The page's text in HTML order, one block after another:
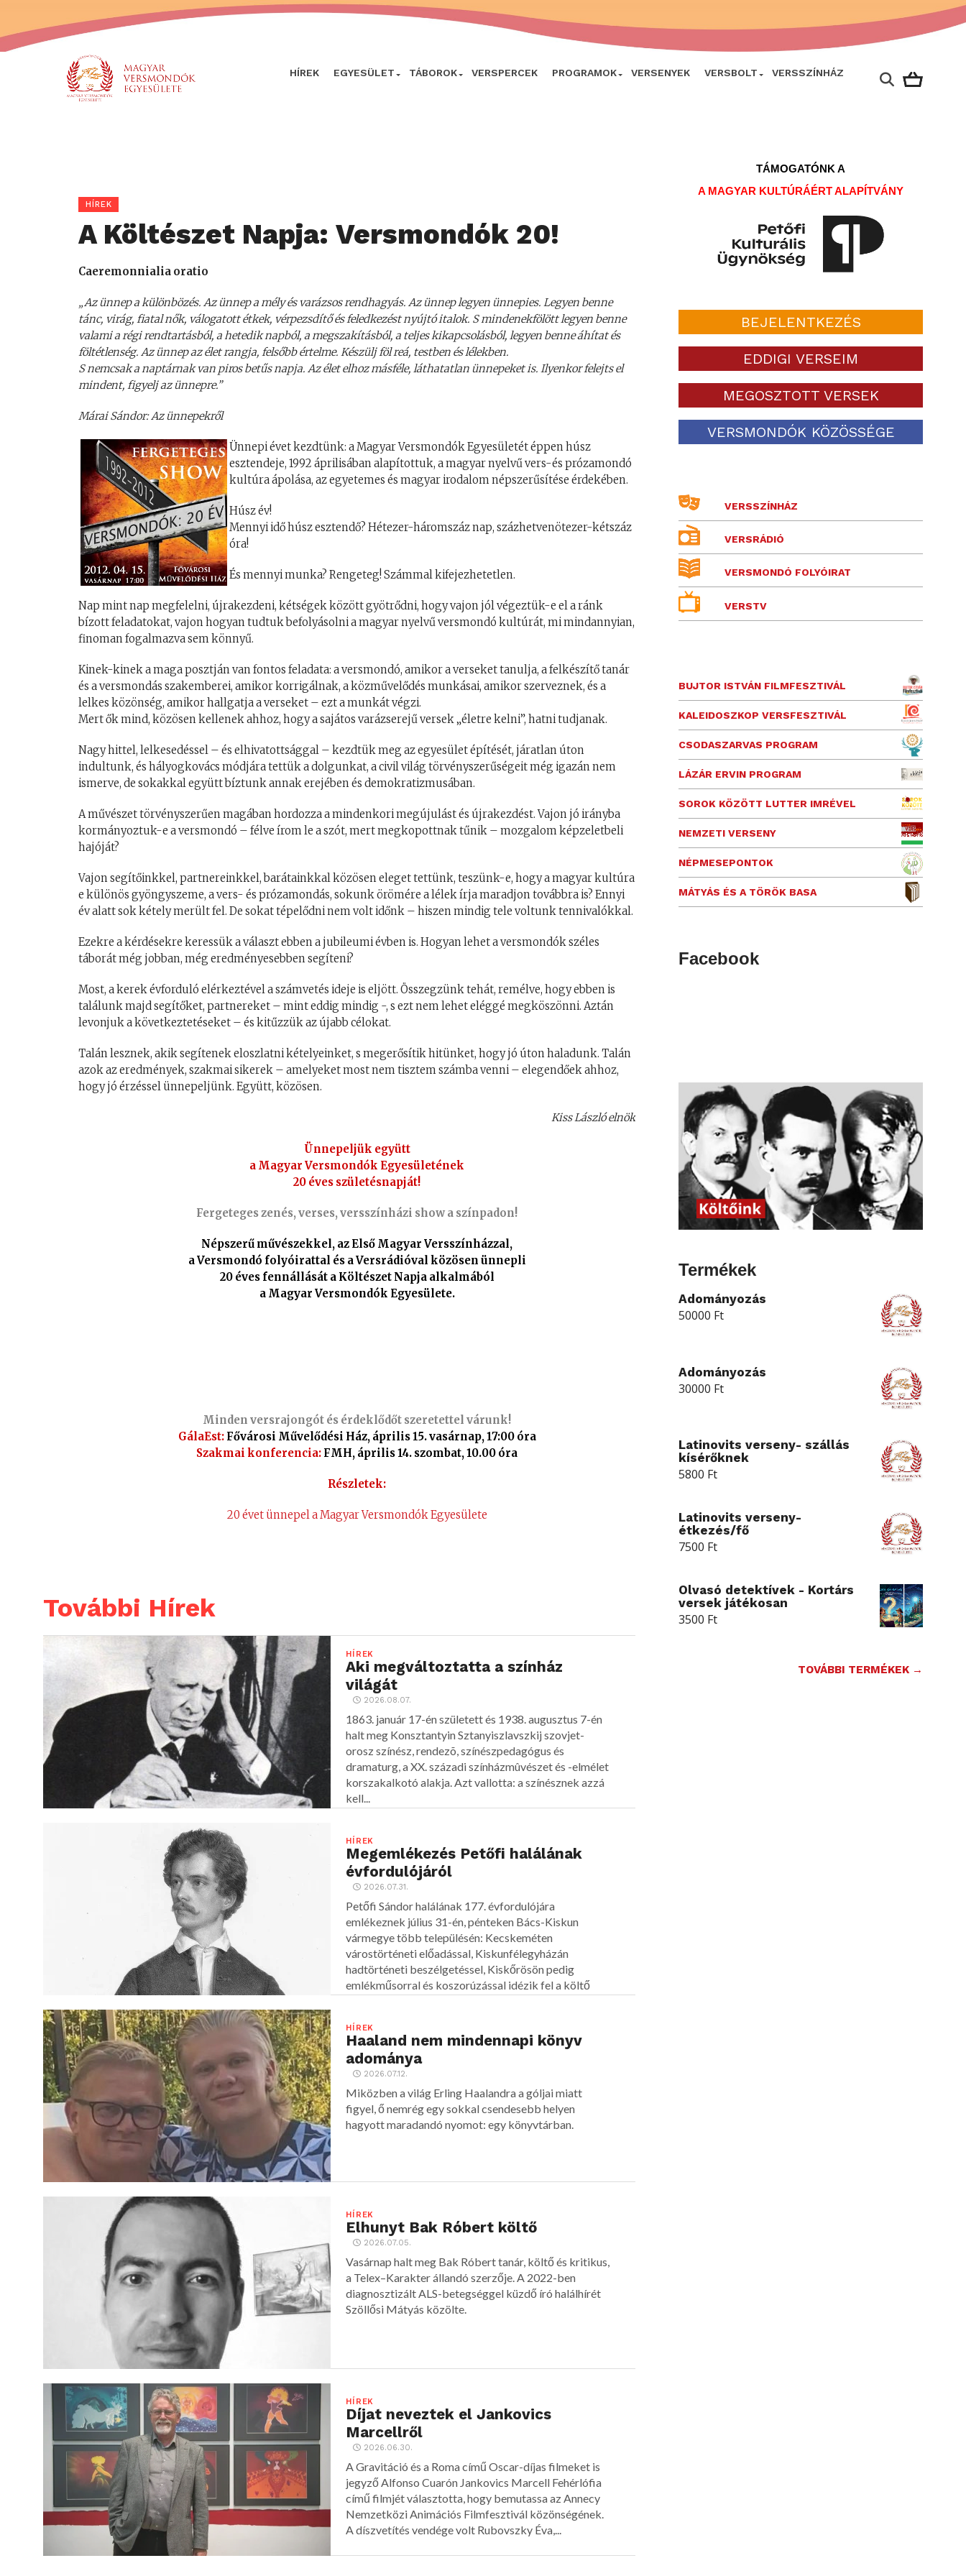
HÍREK EGYESÜLET TÁBOROK VERSPERCEK PROGRAMOK VERSENYEK VERSBOLT VERSSZÍNHÁZ
HÍREK
A Költészet Napja: Versmondók 20!
Caeremonnialia oratio
„Az ünnep a különbözés. Az ünnep a mély és varázsos rendhagyás. Az ünnep legyen ünnepies. Legyen benne
tánc, virág, fiatal nők, válogatott étkek, vérpezsdítő és feledkezést nyújtó italok. S mindenekfölött legyen benne
valami a régi rendtartásból, a hetedik napból, a megszakításból, a teljes kikapcsolásból, legyen benne áhítat és
föltétlenség. Az ünnep az élet rangja, felsőbb értelme. Készülj föl reá, testben és lélekben.
S nemcsak a naptárnak van piros betűs napja. Az élet elhoz másféle, láthatatlan ünnepeket is. Ilyenkor felejts el
mindent, figyelj az ünnepre.”
Márai Sándor: Az ünnepekről
Ünnepi évet kezdtünk: a Magyar Versmondók Egyesületét éppen húsz
esztendeje, 1992 áprilisában alapítottuk, a magyar nyelvű vers-és prózamondó
kultúra ápolása, az egyetemes és magyar irodalom népszerűsítése érdekében.
Húsz év!
Mennyi idő húsz esztendő? Hétezer-háromszáz nap, százhetvenötezer-kétszáz
óra!
És mennyi munka? Rengeteg! Számmal kifejezhetetlen.
Nap mint nap megfelelni, újrakezdeni, kétségek között gyötrődni, hogy vajon jól végeztük-e el a ránk
bízott feladatokat, vajon hogyan tudtuk befolyásolni a magyar nyelvű versmondó kultúrát, mi mindannyian,
finoman fogalmazva sem könnyű.
Kinek-kinek a maga posztján van fontos feladata: a versmondó, amikor a verseket tanulja, a felkészítő tanár
és a versmondás szakemberei, amikor korrigálnak, a közművelődés munkásai, amikor szerveznek, és a
lelkes közönség, amikor hallgatja a verseket – ezt a munkát végzi.
Mert ők mind, közösen kellenek ahhoz, hogy a sajátos varázserejű versek „életre kelni”, hatni tudjanak.
Nagy hittel, lelkesedéssel – és elhivatottsággal – kezdtük meg az egyesület építését, járatlan úton
indultunk, és hályogkovács módjára tettük a dolgunkat, a civil világ törvényszerűségeit még igazán nem
ismerve, de sokakkal együtt bíztunk annak erejében és demokratizmusában.
A művészet törvényszerűen magában hordozza a mindenkori megújulást és újrakezdést. Vajon jó irányba
kormányoztuk-e a versmondó – félve írom le a szót, mert megkopottnak tűnik – mozgalom képzeletbeli
hajóját?
Vajon segítőinkkel, partnereinkkel, barátainkkal közösen eleget tettünk, teszünk-e, hogy a magyar kultúra
e különös gyöngyszeme, a vers- és prózamondás, sokunk örömére a lélek írja maradjon továbbra is? Ennyi
év alatt sok kétely merült fel. De sokat tépelődni nem volt időnk – hiszen mindig tele voltunk tennivalókkal.
Ezekre a kérdésekre keressük a választ ebben a jubileumi évben is. Hogyan lehet a versmondók széles
táborát még jobban, még eredményesebben segíteni?
Most, a kerek évforduló elérkeztével a számvetés ideje is eljött. Összegzünk tehát, remélve, hogy ebben is
találunk majd segítőket, partnereket – mint eddig mindig -, s ezt nem lehet eléggé megköszönni. Aztán
levonjuk a következtetéseket – és kitűzzük az újabb célokat.
Talán lesznek, akik segítenek eloszlatni kételyeinket, s megerősítik hitünket, hogy jó úton haladunk. Talán
azok az eredmények, szakmai sikerek – amelyeket most nem tisztem számba venni – elegendőek ahhoz,
hogy jó érzéssel ünnepeljünk. Együtt, közösen.
Kiss László elnök
Ünnepeljük együtt
a Magyar Versmondók Egyesületének
20 éves születésnapját!
Fergeteges zenés, verses, versszínházi show a színpadon!
Népszerű művészekkel, az Első Magyar Versszínházzal,
a Versmondó folyóirattal és a Versrádióval közösen ünnepli
20 éves fennállását a Költészet Napja alkalmából
a Magyar Versmondók Egyesülete.
Minden versrajongót és érdeklődőt szeretettel várunk!
GálaEst: Fővárosi Művelődési Ház, április 15. vasárnap, 17:00 óra
Szakmai konferencia: FMH, április 14. szombat, 10.00 óra
Részletek:
20 évet ünnepel a Magyar Versmondók Egyesülete
További Hírek
HÍREK
Aki megváltoztatta a színház
világát
2026.08.07.
1863. január 17-én született és 1938. augusztus 7-én
halt meg Konsztantyin Sztanyiszlavszkij szovjet-
orosz színész, rendezõ, színészpedagógus és
dramaturg, a XX. századi színházmûvészet és -elmélet
korszakalkotó alakja. Azt vallotta: a színésznek azzá
kell...
HÍREK
Megemlékezés Petőfi halálának
évfordulójáról
2026.07.31.
Petőfi Sándor halálának 177. évfordulójára
emlékeznek július 31-én, pénteken Bács-Kiskun
vármegye több településén: Kecskeméten
várostörténeti előadással, Kiskunfélegyházán
hadtörténeti beszélgetéssel, Kiskőrösön pedig
emlékműsorral és koszorúzással idézik fel a költő
HÍREK
Haaland nem mindennapi könyv
adománya
2026.07.12.
Miközben a világ Erling Haalandra a góljai miatt
figyel, ő nemrég egy sokkal csendesebb helyen
hagyott maradandó nyomot: egy könyvtárban.
HÍREK
Elhunyt Bak Róbert költő
2026.07.05.
Vasárnap halt meg Bak Róbert tanár, költő és kritikus,
a Telex–Karakter állandó szerzője. A 2022-ben
diagnosztizált ALS-betegséggel küzdő író halálhírét
Szöllősi Mátyás közölte.
HÍREK
Díjat neveztek el Jankovics
Marcellről
2026.06.30.
A Gravitáció és a Roma című Oscar-díjas filmeket is
jegyző Alfonso Cuarón Jankovics Marcell Fehérlófia
című filmjét választotta, hogy bemutassa az Annecy
Nemzetközi Animációs Filmfesztivál közönségének.
A díszvetítés vendége volt Rubovszky Éva,...
TÁMOGATÓNK A
A MAGYAR KULTÚRÁÉRT ALAPÍTVÁNY
BEJELENTKEZÉS
EDDIGI VERSEIM
MEGOSZTOTT VERSEK
VERSMONDÓK KÖZÖSSÉGE
VERSSZÍNHÁZ
VERSRÁDIÓ
VERSMONDÓ FOLYÓIRAT
VERSTV
BUJTOR ISTVÁN FILMFESZTIVÁL
KALEIDOSZKOP VERSFESZTIVÁL
CSODASZARVAS PROGRAM
LÁZÁR ERVIN PROGRAM
SOROK KÖZÖTT LUTTER IMRÉVEL
NEMZETI VERSENY
NÉPMESEPONTOK
MÁTYÁS ÉS A TÖRÖK BASA
Facebook
Termékek
Adományozás
50000 Ft
Adományozás
30000 Ft
Latinovits verseny- szállás
kísérőknek
5800 Ft
Latinovits verseny-
étkezés/fő
7500 Ft
Olvasó detektívek - Kortárs
versek játékosan
3500 Ft
TOVÁBBI TERMÉKEK →